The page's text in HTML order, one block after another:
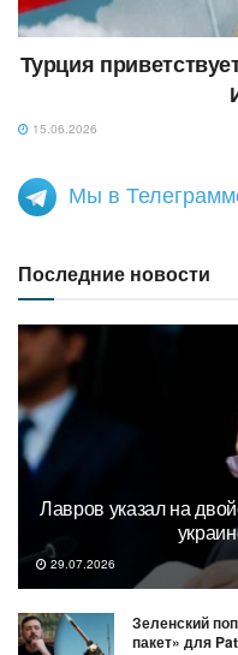
Турция
15.06.2026
Мы в
Последние новости
Лавров указал на
29.07.2026
Зеленский
пакет» для